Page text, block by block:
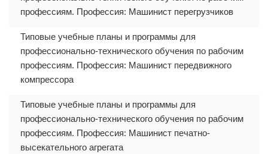
профессиям. Профессия: Машинист перегрузчиков
Типовые учебные планы и программы для
профессионально-технического обучения по рабочим
профессиям. Профессия: Машинист передвижного
компрессора
Типовые учебные планы и программы для
профессионально-технического обучения по рабочим
профессиям. Профессия: Машинист печатно-
высекательного агрегата